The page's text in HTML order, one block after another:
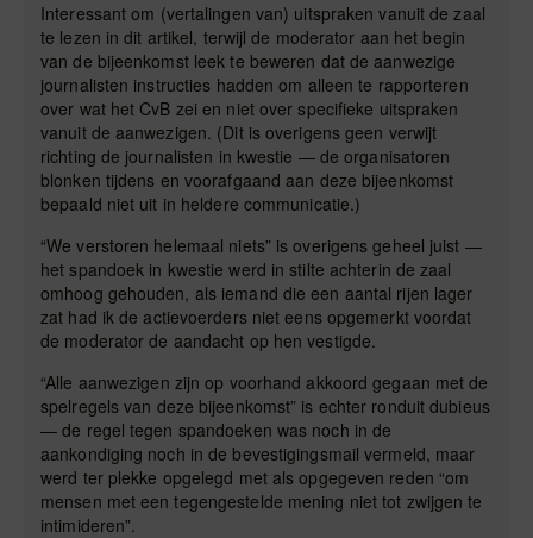
Interessant om (vertalingen van) uitspraken vanuit de zaal
te lezen in dit artikel, terwijl de moderator aan het begin
van de bijeenkomst leek te beweren dat de aanwezige
journalisten instructies hadden om alleen te rapporteren
over wat het CvB zei en niet over specifieke uitspraken
vanuit de aanwezigen. (Dit is overigens geen verwijt
richting de journalisten in kwestie — de organisatoren
blonken tijdens en voorafgaand aan deze bijeenkomst
bepaald niet uit in heldere communicatie.)
“We verstoren helemaal niets” is overigens geheel juist —
het spandoek in kwestie werd in stilte achterin de zaal
omhoog gehouden, als iemand die een aantal rijen lager
zat had ik de actievoerders niet eens opgemerkt voordat
de moderator de aandacht op hen vestigde.
“Alle aanwezigen zijn op voorhand akkoord gegaan met de
spelregels van deze bijeenkomst” is echter ronduit dubieus
— de regel tegen spandoeken was noch in de
aankondiging noch in de bevestigingsmail vermeld, maar
werd ter plekke opgelegd met als opgegeven reden “om
mensen met een tegengestelde mening niet tot zwijgen te
intimideren”.